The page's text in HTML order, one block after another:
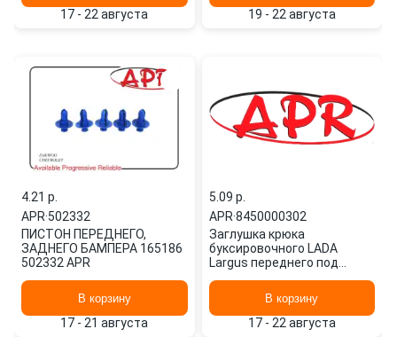
17 - 22 августа 19 - 22 августа
4.21 p.
APR·502332
ПИСТОН ПЕРЕДНЕГО,
ЗАДНЕГО БАМПЕРА 165186
502332 APR
В корзину
17 - 21 августа
5.09 p.
APR·8450000302
Заглушка крюка
буксировочного LADA
Largus переднего под
8450000302В корзину
17 - 22 августа